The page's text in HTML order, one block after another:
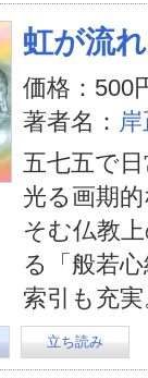
虹が流
価格：500
著者名：
五七五で
光る画期
そむ仏教
る「般若
索引も充
立ち読み